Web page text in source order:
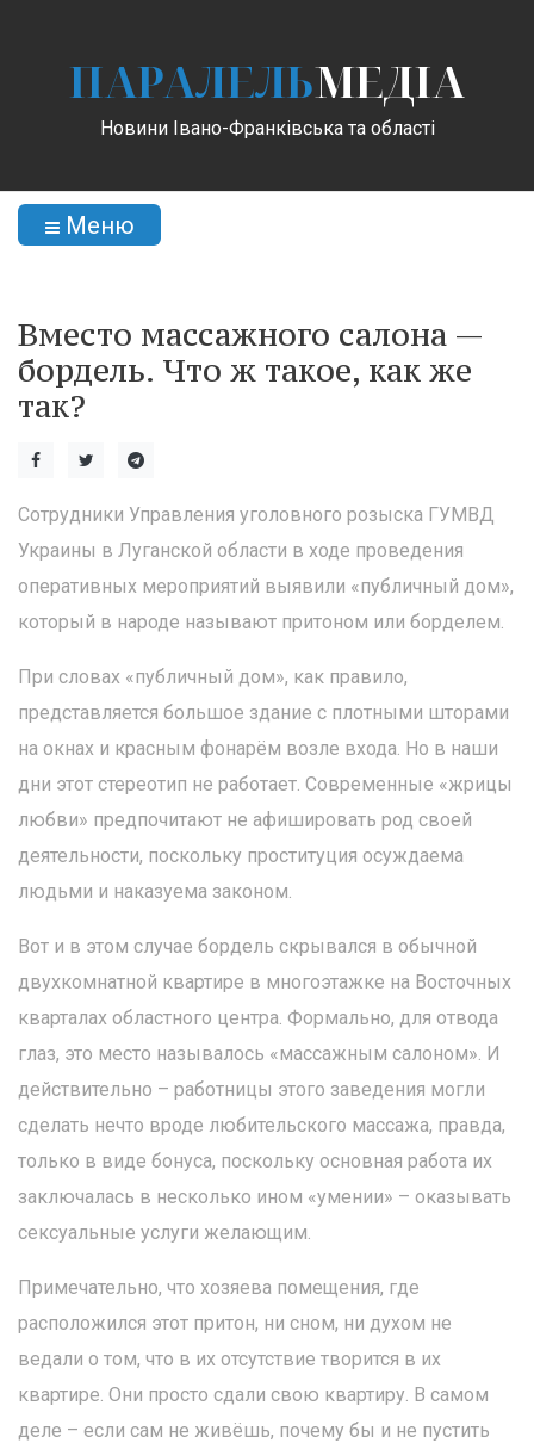
ПАРАЛЕЛЬМЕДІА
Новини Івано-Франківська та області
Меню
Вместо массажного салона —
бордель. Что ж такое, как же
так?
Сотрудники Управления уголовного розыска ГУМВД
Украины в Луганской области в ходе проведения
оперативных мероприятий выявили «публичный дом»,
который в народе называют притоном или борделем.
При словах «публичный дом», как правило,
представляется большое здание с плотными шторами
на окнах и красным фонарём возле входа. Но в наши
дни этот стереотип не работает. Современные «жрицы
любви» предпочитают не афишировать род своей
деятельности, поскольку проституция осуждаема
людьми и наказуема законом.
Вот и в этом случае бордель скрывался в обычной
двухкомнатной квартире в многоэтажке на Восточных
кварталах областного центра. Формально, для отвода
глаз, это место называлось «массажным салоном». И
действительно – работницы этого заведения могли
сделать нечто вроде любительского массажа, правда,
только в виде бонуса, поскольку основная работа их
заключалась в несколько ином «умении» – оказывать
сексуальные услуги желающим.
Примечательно, что хозяева помещения, где
расположился этот притон, ни сном, ни духом не
ведали о том, что в их отсутствие творится в их
квартире. Они просто сдали свою квартиру. В самом
деле – если сам не живёшь, почему бы и не пустить